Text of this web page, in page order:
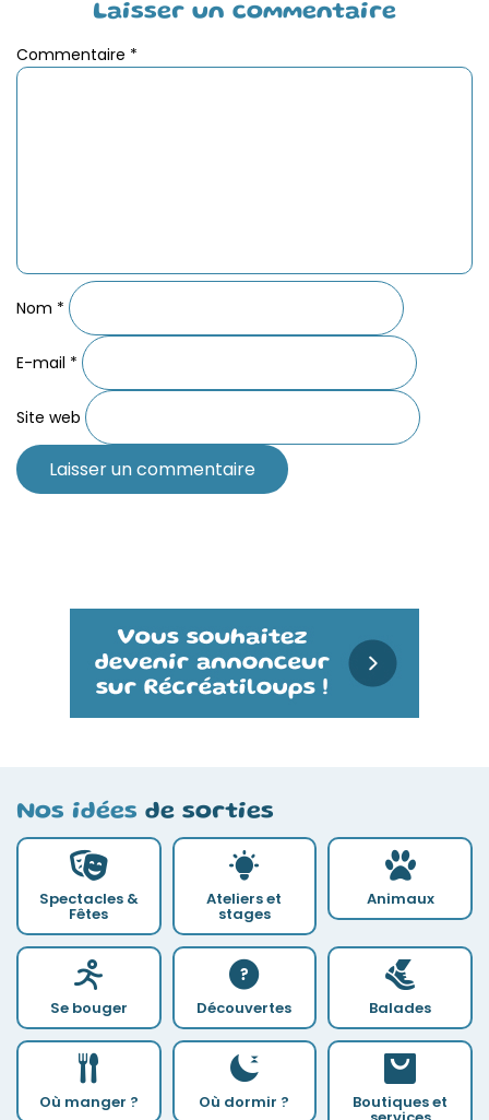
Laisser un commentaire
Commentaire *
Nom *
E-mail *
Site web
Nos idées de sorties
Spectacles &
Fêtes
Ateliers et
stages
Animaux
Se bouger Découvertes Balades
Où manger ? Où dormir ? Boutiques et